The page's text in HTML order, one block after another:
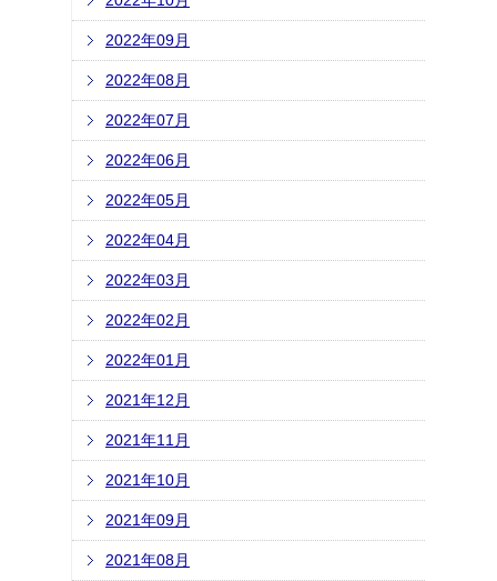
2022年09月
2022年08月
2022年07月
2022年06月
2022年05月
2022年04月
2022年03月
2022年02月
2022年01月
2021年12月
2021年11月
2021年10月
2021年09月
2021年08月